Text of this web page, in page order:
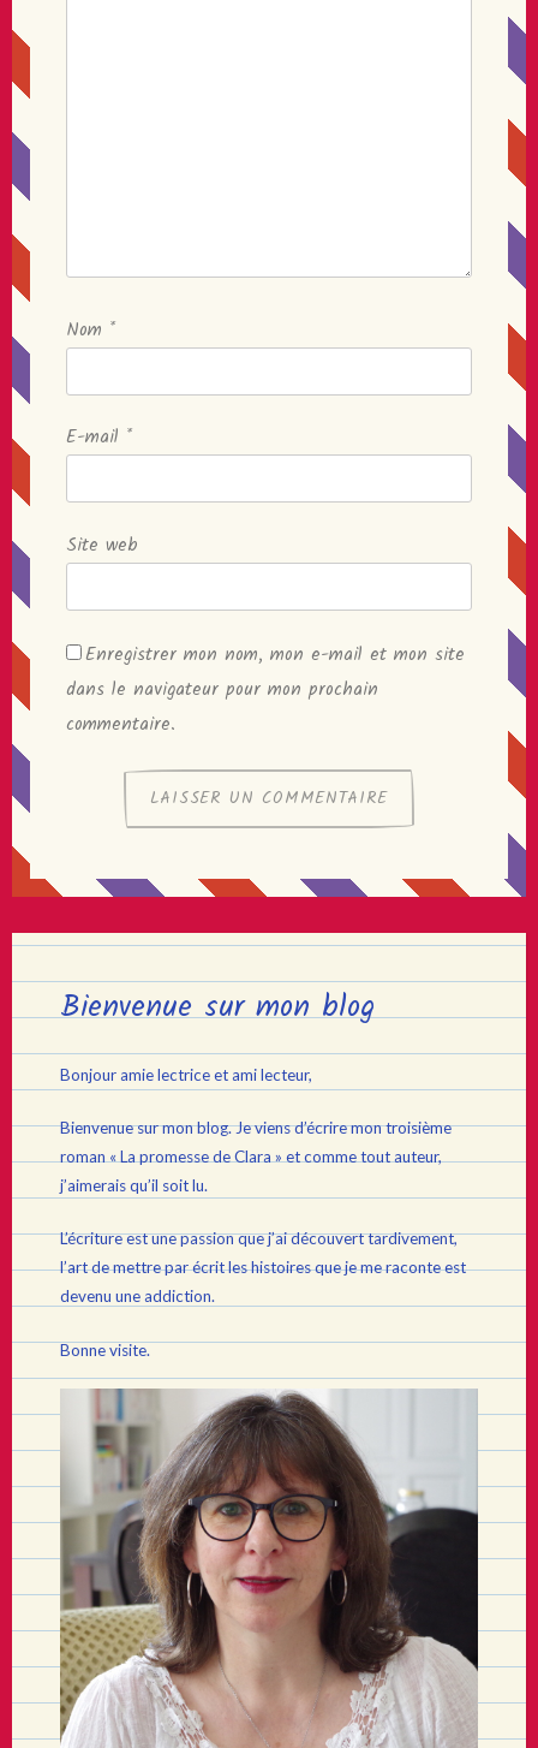
Nom *
E-mail *
Site web
Enregistrer mon nom, mon e-mail et mon site
dans le navigateur pour mon prochain
commentaire.
Bienvenue sur mon blog
Bonjour amie lectrice et ami lecteur,
Bienvenue sur mon blog. Je viens d’écrire mon troisième
roman « La promesse de Clara » et comme tout auteur,
j’aimerais qu’il soit lu.
L’écriture est une passion que j’ai découvert tardivement,
l’art de mettre par écrit les histoires que je me raconte est
devenu une addiction.
Bonne visite.